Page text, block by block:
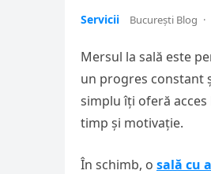
Servicii București Blog ·
Mersul la sală este
un progres constant
simplu îți oferă
timp și motivație.
În schimb, o sală cu